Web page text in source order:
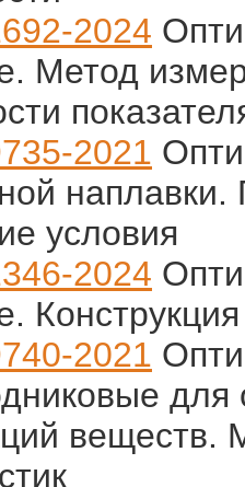
2024
Метод
2021
условия
2024
2021
веществ.